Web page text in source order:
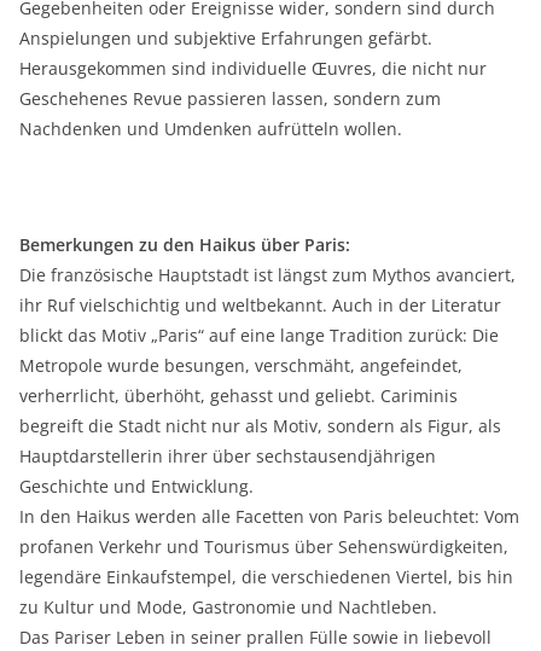
Gegebenheiten oder Ereignisse wider, sondern sind durch
Anspielungen und subjektive Erfahrungen gefärbt.
Herausgekommen sind individuelle Œuvres, die nicht nur
Geschehenes Revue passieren lassen, sondern zum
Nachdenken und Umdenken aufrütteln wollen.
Bemerkungen zu den Haikus über Paris:
Die französische Hauptstadt ist längst zum Mythos avanciert,
ihr Ruf vielschichtig und weltbekannt. Auch in der Literatur
blickt das Motiv „Paris“ auf eine lange Tradition zurück: Die
Metropole wurde besungen, verschmäht, angefeindet,
verherrlicht, überhöht, gehasst und geliebt. Cariminis
begreift die Stadt nicht nur als Motiv, sondern als Figur, als
Hauptdarstellerin ihrer über sechstausendjährigen
Geschichte und Entwicklung.
In den Haikus werden alle Facetten von Paris beleuchtet: Vom
profanen Verkehr und Tourismus über Sehenswürdigkeiten,
legendäre Einkaufstempel, die verschiedenen Viertel, bis hin
zu Kultur und Mode, Gastronomie und Nachtleben.
Das Pariser Leben in seiner prallen Fülle sowie in liebevoll